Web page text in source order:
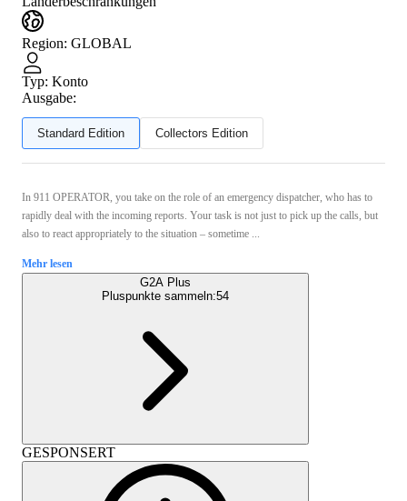
Region: GLOBAL
Typ: Konto
Ausgabe:
Standard Edition Collectors Edition
In 911 OPERATOR, you take on the role of an emergency dispatcher, who has to
rapidly deal with the incoming reports. Your task is not just to pick up the calls, but
also to react appropriately to the situation – sometime ...
Mehr lesen
G2A Plus
Pluspunkte sammeln:54
GESPONSERT